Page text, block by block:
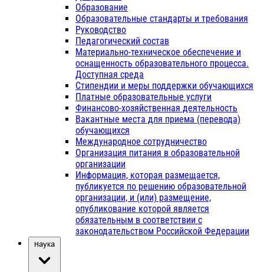
Образование
Образовательные стандарты и требования
Руководство
Педагогический состав
Материально-техническое обеспечение и
оснащенность образовательного процесса.
Доступная среда
Стипендии и меры поддержки обучающихся
Платные образовательные услуги
Финансово-хозяйственная деятельность
Вакантные места для приема (перевода)
обучающихся
Международное сотрудничество
Организация питания в образовательной
организации
Информация, которая размещается,
публикуется по решению образовательной
организации, и (или) размещение,
опубликование которой является
обязательным в соответствии с
законодательством Российской Федерации
Наука